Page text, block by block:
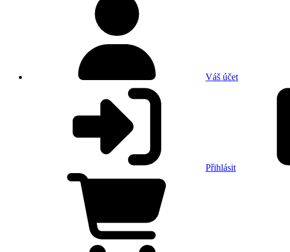
Váš účet
Přihlásit